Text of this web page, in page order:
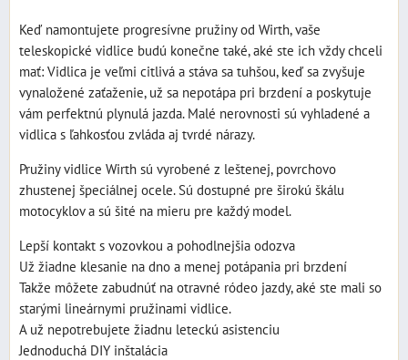
Keď namontujete progresívne pružiny od Wirth, vaše
teleskopické vidlice budú konečne také, aké ste ich vždy chceli
mať: Vidlica je veľmi citlivá a stáva sa tuhšou, keď sa zvyšuje
vynaložené zaťaženie, už sa nepotápa pri brzdení a poskytuje
vám perfektnú plynulá jazda. Malé nerovnosti sú vyhladené a
vidlica s ľahkosťou zvláda aj tvrdé nárazy.
Pružiny vidlice Wirth sú vyrobené z leštenej, povrchovo
zhustenej špeciálnej ocele. Sú dostupné pre širokú škálu
motocyklov a sú šité na mieru pre každý model.
Lepší kontakt s vozovkou a pohodlnejšia odozva
Už žiadne klesanie na dno a menej potápania pri brzdení
Takže môžete zabudnúť na otravné ródeo jazdy, aké ste mali so
starými lineárnymi pružinami vidlice.
A už nepotrebujete žiadnu leteckú asistenciu
Jednoduchá DIY inštalácia